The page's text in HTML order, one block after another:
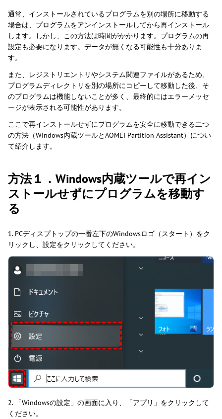
通常、インストールされているプログラムを別の場所に移動する
場合は、プログラムをアンインストールしてから再インストール
します。しかし、この方法は時間がかかります。プログラムの再
設定も必要になります。データが無くなる可能性も十分ありま
す。
また、レジストリエントリやシステム関連ファイルがあるため、
プログラムディレクトリを別の場所にコピーして移動した後、そ
のプログラムは機能しないことが多く、最終的にはエラーメッセ
ージが表示される可能性があります。
ここで再インストールせずにプログラムを安全に移動できる二つ
の方法（Windows内蔵ツールとAOMEI Partition Assistant）につい
て紹介します。
方法１．Windows内蔵ツールで再イン
ストールせずにプログラムを移動す
る
1. PCディスプトップの一番左下のWindowsロゴ（スタート）をク
リックし、設定をクリックしてください。
2. 「Windowsの設定」の画面に入り、「アプリ」をクリックして
ください。